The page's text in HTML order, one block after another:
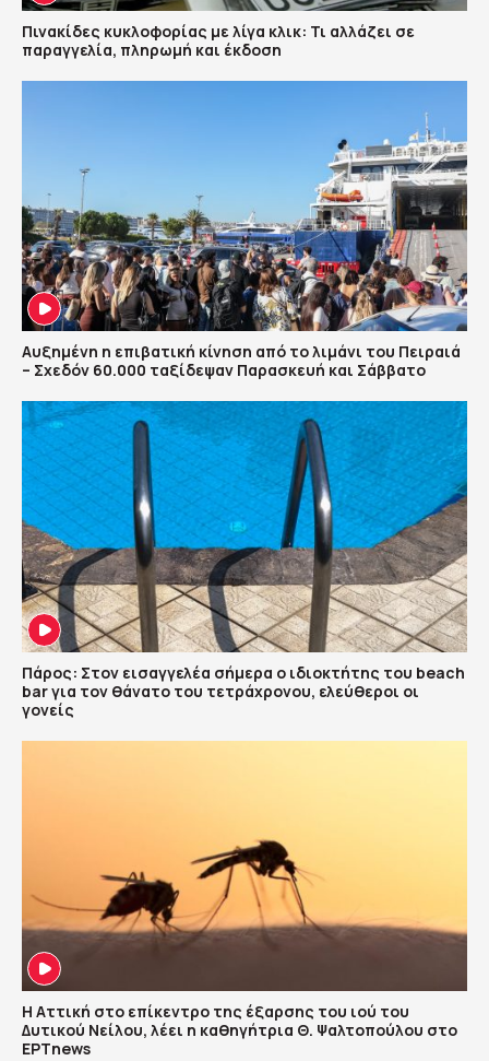
Πινακίδες κυκλοφορίας με λίγα κλικ: Τι αλλάζει σε
παραγγελία, πληρωμή και έκδοση
Αυξημένη η επιβατική κίνηση από το λιμάνι του Πειραιά
– Σχεδόν 60.000 ταξίδεψαν Παρασκευή και Σάββατο
Πάρος: Στον εισαγγελέα σήμερα ο ιδιοκτήτης του beach
bar για τον θάνατο του τετράχρονου, ελεύθεροι οι
γονείς
Η Αττική στο επίκεντρο της έξαρσης του ιού του
Δυτικού Νείλου, λέει η καθηγήτρια Θ. Ψαλτοπούλου στο
ΕΡΤnews